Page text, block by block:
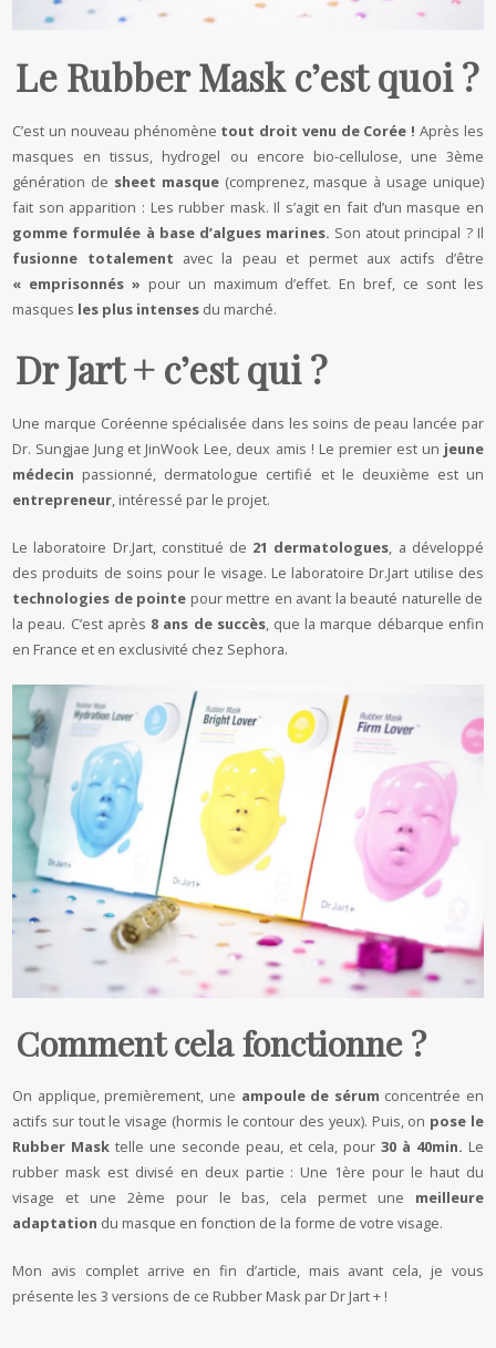
Le Rubber Mask c’est quoi ?
C’est un nouveau phénomène tout droit venu de Corée ! Après les
masques en tissus, hydrogel ou encore bio-cellulose, une 3ème
génération de sheet masque(comprenez, masque à usage unique)
fait son apparition : Les rubber mask. Il s’agit en fait d’un masque en
gomme formulée à base d’algues marines. Son atout principal ? Il
fusionne totalement avec la peau et permet aux actifs d’être
« emprisonnés » pour un maximum d’effet. En bref, ce sont les
masques les plus intenses du marché.
Dr Jart + c’est qui ?
Une marque Coréenne spécialisée dans les soins de peau lancée par
Dr. Sungjae Jung et JinWook Lee, deux amis ! Le premier est un jeune
médecin passionné, dermatologue certifié et le deuxième est un
entrepreneur, intéressé par le projet.
Le laboratoire Dr.Jart, constitué de 21 dermatologues, a développé
des produits de soins pour le visage. Le laboratoire Dr.Jart utilise des
technologies de pointe pour mettre en avant la beauté naturelle de
la peau. C’est après 8 ans de succès, que la marque débarque enfin
en France et en exclusivité chez Sephora.
Comment cela fonctionne ?
On applique, premièrement, une ampoule de sérum concentrée en
actifs sur tout le visage (hormis le contour des yeux). Puis, on pose le
Rubber Mask telle une seconde peau, et cela, pour30 à 40min. Le
rubber mask est divisé en deux partie : Une 1ère pour le haut du
visage et une 2ème pour le bas, cela permet une meilleure
adaptation du masque en fonction de la forme de votre visage.
Mon avis complet arrive en fin d’article, mais avant cela, je vous
présente les 3 versions de ce Rubber Mask par Dr Jart + !